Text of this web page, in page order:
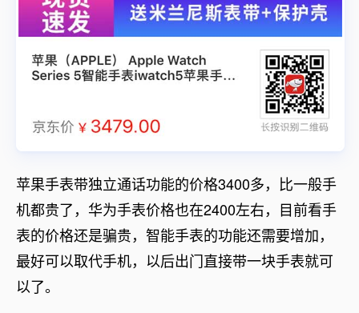
苹果手表带独立通话功能的价格3400多，比一般手
机都贵了，华为手表价格也在2400左右，目前看手
表的价格还是骗贵，智能手表的功能还需要增加，
最好可以取代手机，以后出门直接带一块手表就可
以了。